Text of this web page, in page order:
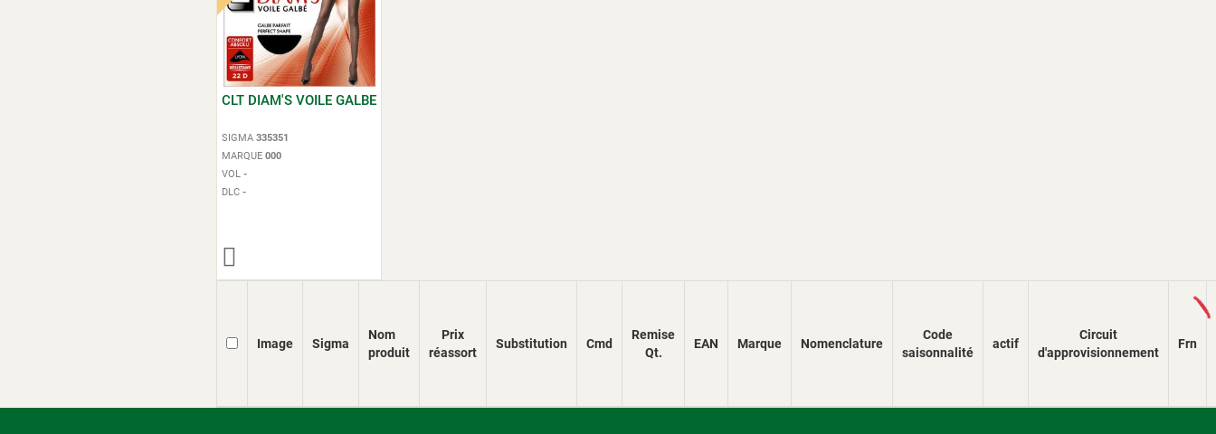
CLT DIAM'S VOILE GALBE
SIGMA 335351
MARQUE 000
VOL -
DLC -
Image Sigma
Nom
produit
Prix
réassort
Substitution Cmd
Remise
Qt.
EAN Marque Nomenclature
Code
saisonnalité
actif
Circuit
d'approvisionnement
Frn